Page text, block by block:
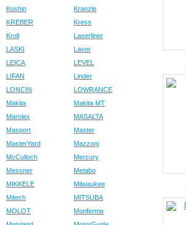
Koshin
Kranzle
KREBER
Kress
Kroll
Laserliner
LASKI
Lavor
LEICA
LEVEL
LIFAN
Linder
LONCIN
LOWRANCE
Makita
Makita MT
Marolex
MASALTA
Masport
Master
MasterYard
Mazzoni
McCulloch
Mercury
Messner
Metabo
MIKKELE
Milwaukee
Mitech
MITSUBA
MOLOT
Monferme